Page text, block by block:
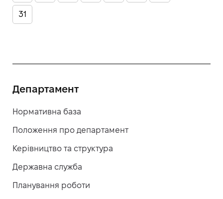
31
Департамент
Нормативна база
Положення про департамент
Керівництво та структура
Державна служба
Планування роботи